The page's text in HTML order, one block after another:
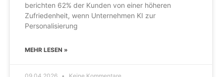
berichten 62% der Kunden von einer höheren
Zufriedenheit, wenn Unternehmen KI zur
Personalisierung
MEHR LESEN »